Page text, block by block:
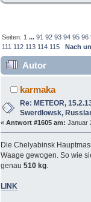
Seiten: 1 ...91 92 93 94 95 96
111 112 113 114 115 Nach
Autor
Ortszeit,
(Gelesen 844759
karmaka
Re: METEOR,
Swerdlowsk,
« Antwort #1605 am: Januar
Die Chelyabinsk
Waage gewogen. So wie
genau 510 kg.
LINK